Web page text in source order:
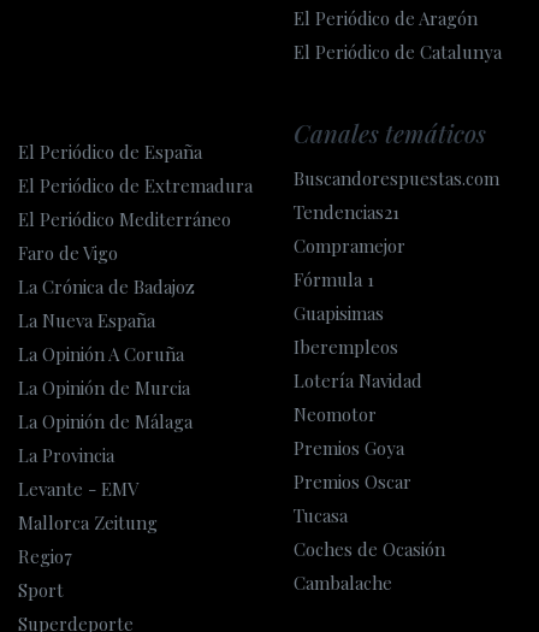
El Periódico de Aragón
El Periódico de Catalunya
El Periódico de España
El Periódico de Extremadura
El Periódico Mediterráneo
Faro de Vigo
La Crónica de Badajoz
La Nueva España
La Opinión A Coruña
La Opinión de Murcia
La Opinión de Málaga
La Provincia
Levante - EMV
Mallorca Zeitung
Regio7
Sport
Superdeporte
Canales temáticos
Buscandorespuestas.com
Tendencias21
Compramejor
Fórmula 1
Guapisimas
Iberempleos
Lotería Navidad
Neomotor
Premios Goya
Premios Oscar
Tucasa
Coches de Ocasión
Cambalache